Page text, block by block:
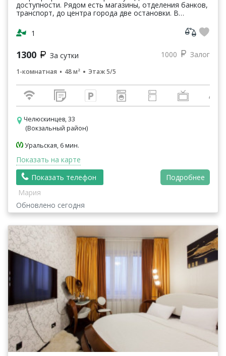
доступности. Рядом есть магазины, отделения банков,
транспорт, до центра города две остановки. В
1
1300 За сутки 1000 Залог
1-комнатная 48 м² Этаж 5/5
Челюскинцев, 33
(Вокзальный район)
Уральская, 6 мин.
Показать на карте
Показать телефон
Подробнее
Мария
Обновлено сегодня